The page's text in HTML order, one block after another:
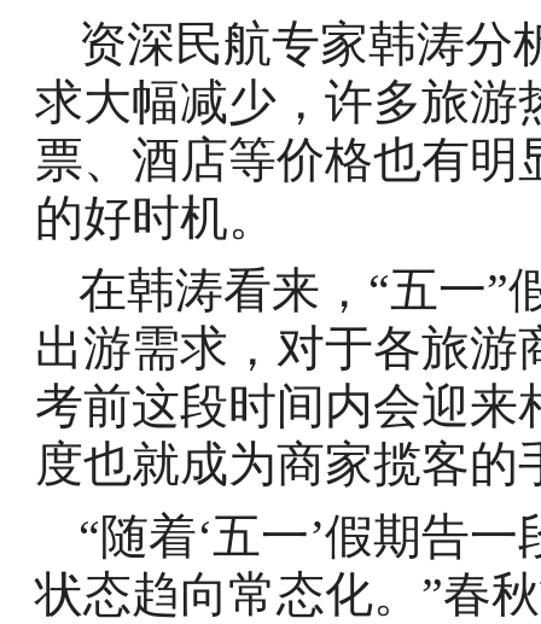
资深民航专家韩涛分
求大幅减少，许多旅游
票、酒店等价格也有
的好时机。
在韩涛看来，“五一”
出游需求，对于各旅
考前这段时间内会迎来
度也就成为商家揽客的
“随着‘五一’假期告
状态趋向常态化。”春